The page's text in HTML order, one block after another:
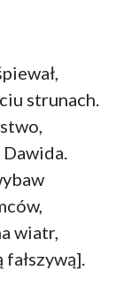
strunach.
wiatr,